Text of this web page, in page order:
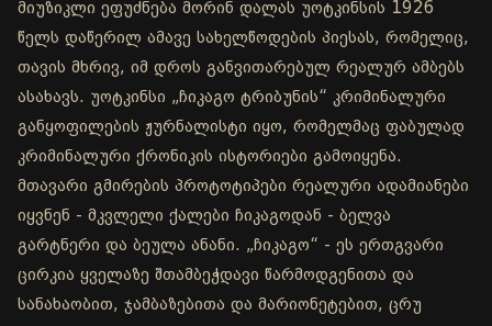
მიუზიკლი ეფუძნება მორინ დალას უოტკინსის 1926
წელს დაწერილ ამავე სახელწოდების პიესას, რომელიც,
თავის მხრივ, იმ დროს განვითარებულ რეალურ ამბებს
ასახავს. უოტკინსი „ჩიკაგო ტრიბუნის“ კრიმინალური
განყოფილების ჟურნალისტი იყო, რომელმაც ფაბულად
კრიმინალური ქრონიკის ისტორიები გამოიყენა.
მთავარი გმირების პროტოტიპები რეალური ადამიანები
იყვნენ - მკვლელი ქალები ჩიკაგოდან - ბელვა
გარტნერი და ბეულა ანანი. „ჩიკაგო“ - ეს ერთგვარი
ცირკია ყველაზე შთამბეჭდავი წარმოდგენითა და
სანახაობით, ჯამბაზებითა და მარიონეტებით, ცრუ